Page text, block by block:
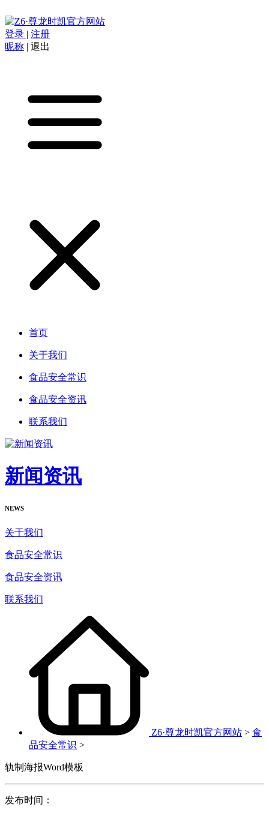
登录 | 注册
昵称 | 退出
首页
关于我们
食品安全常识
食品安全资讯
联系我们
新闻资讯
NEWS
关于我们
食品安全常识
食品安全资讯
联系我们
Z6·尊龙时凯官方网站 > 食
品安全常识 >
轨制海报Word模板
发布时间：